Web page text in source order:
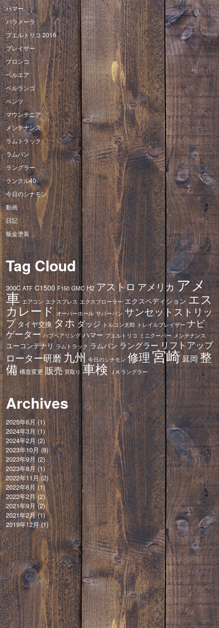
ハマー
パラメーラ
プエルトリコ 2016
ブレイザー
ブロンコ
ベルエア
ベルランゴ
ベンツ
マウンテニア
メンテナンス
ラムトラック
ラムバン
ラングラー
ランクル40
今日のシナモン
動画
日記
板金塗装
Tag Cloud
300C ATF C1500 F150 GMC H2 アストロアメリカアメ
車 エアコン エクスプレス エクスプローラー エクスペディション エス
カレード オーバーホール サバーバン サンセットストリッ
プ タイヤ交換タホ ダッジ トルコン太郎 トレイルブレイザー ナビ
ゲーター ハブベアリング ハマー プエルトリコ ミニクーパー メンテナンス
ユーコンデナリ ラムトラック ラムバン ラングラー リフトアップ
ローター研磨九州 今日のシナモン 修理宮崎延岡整
備 構造変更 販売 買取り 車検 ＪＫラングラー
Archives
2025年6月(1)
2024年3月(1)
2024年2月 (2)
2023年10月 (8)
2023年9月(2)
2023年8月(1)
2022年11月(2)
2022年6月(1)
2022年2月(2)
2021年9月(2)
2021年2月(1)
2019年12月(1)